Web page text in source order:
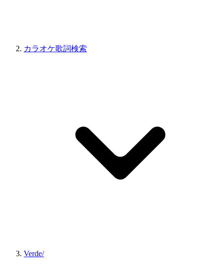
カラオケ歌詞検索
Verde/